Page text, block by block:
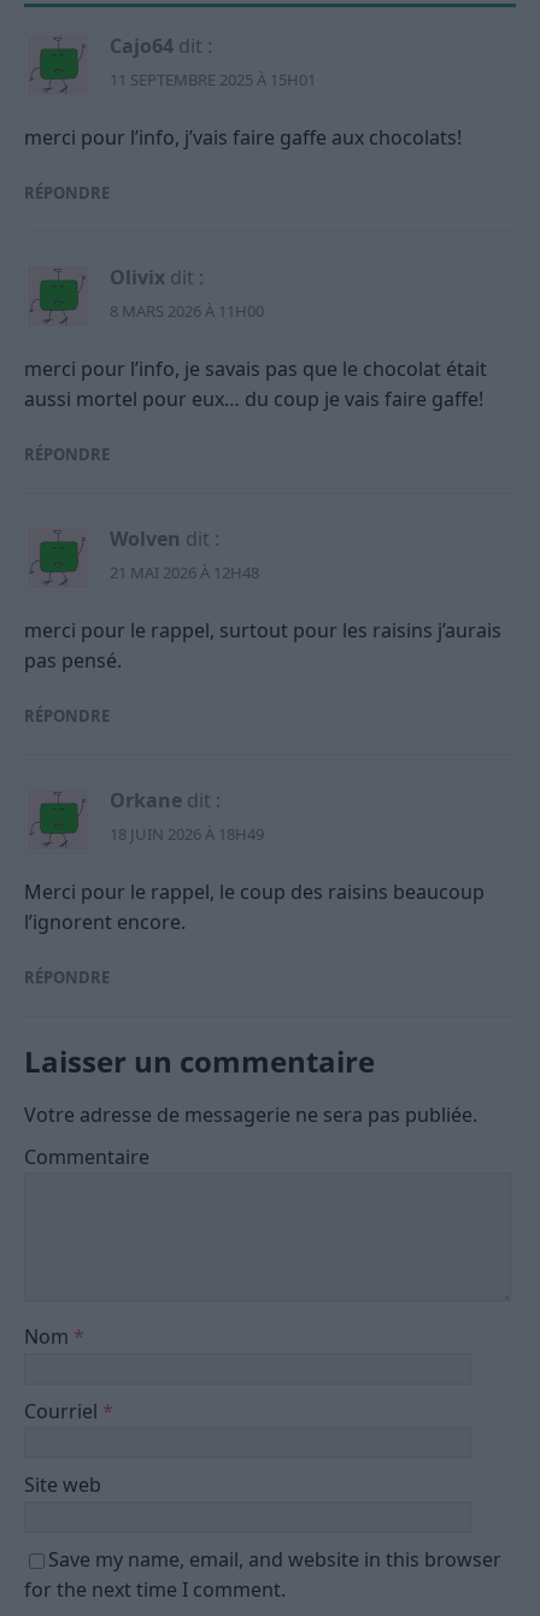
Cajo64 dit :
11 SEPTEMBRE 2025 À 15H01
merci pour l’info, j’vais faire gaffe aux chocolats!
RÉPONDRE
Olivix dit :
8 MARS 2026 À 11H00
merci pour l’info, je savais pas que le chocolat était
aussi mortel pour eux… du coup je vais faire gaffe!
RÉPONDRE
Wolven dit :
21 MAI 2026 À 12H48
merci pour le rappel, surtout pour les raisins j’aurais
pas pensé.
RÉPONDRE
Orkane dit :
18 JUIN 2026 À 18H49
Merci pour le rappel, le coup des raisins beaucoup
l’ignorent encore.
RÉPONDRE
Laisser un commentaire
Votre adresse de messagerie ne sera pas publiée.
Commentaire
Nom *
Courriel *
Site web
Save my name, email, and website in this browser
for the next time I comment.